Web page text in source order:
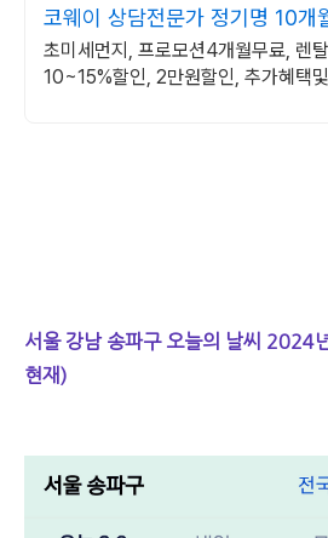
코웨이 상담전문가 정기명 10개
탈료 면제!
초미세먼지, 프로모션4개월무료, 렌탈
10~15%할인, 2만원할인, 추가혜택
서울 강남 송파구 오늘의 날씨 2024
현재)